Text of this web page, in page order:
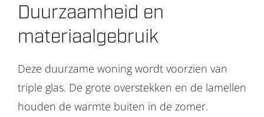
Duurzaamheid en
materiaalgebruik
Deze duurzame woning wordt voorzien van
triple glas. De grote overstekken en de lamellen
houden de warmte buiten in de zomer.